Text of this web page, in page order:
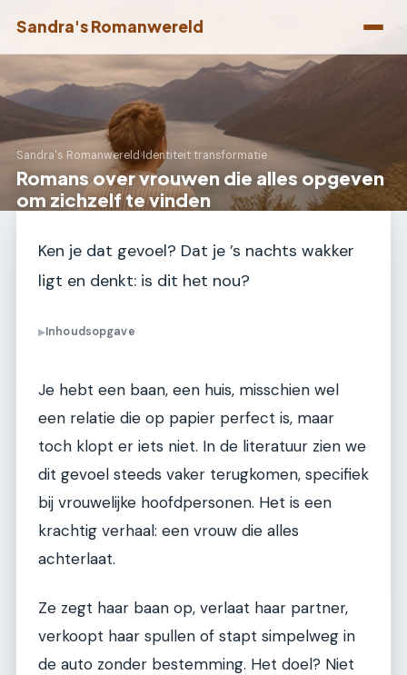
Sandra's Romanwereld
Sandra's Romanwereld›Identiteit transformatie
Romans over vrouwen die alles opgeven
om zichzelf te vinden
Ken je dat gevoel? Dat je ’s nachts wakker
ligt en denkt: is dit het nou?
▶Inhoudsopgave
Je hebt een baan, een huis, misschien wel
een relatie die op papier perfect is, maar
toch klopt er iets niet. In de literatuur zien we
dit gevoel steeds vaker terugkomen, specifiek
bij vrouwelijke hoofdpersonen. Het is een
krachtig verhaal: een vrouw die alles
achterlaat.
Ze zegt haar baan op, verlaat haar partner,
verkoopt haar spullen of stapt simpelweg in
de auto zonder bestemming. Het doel? Niet